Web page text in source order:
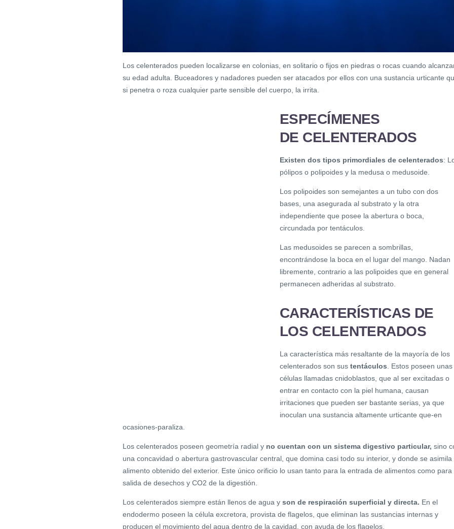
Los celenterados pueden localizarse en colonias, en solitario o fijos en piedras o rocas cuando
su edad adulta. Buceadores y nadadores pueden ser atacados por ellos con una sustancia urticante
si penetra o roza cualquier parte sensible del cuerpo, la irrita.
ESPECÍMENES
DE CELENTERADOS
Existen dos tipos primordiales de celenterados:
pólipos o polipoides y la medusa o medusoide.
Los polipoides son semejantes a un tubo con dos
bases, una asegurada al substrato y la otra
independiente que posee la abertura o boca,
circundada por tentáculos.
Las medusoides se parecen a sombrillas,
encontrándose la boca en el lugar del mango. Nadan
libremente, contrario a las polipoides que en general
permanecen adheridas al substrato.
CARACTERÍSTICAS DE
LOS CELENTERADOS
La característica más resaltante de la mayoría de los
celenterados son sus tentáculos . Estos poseen unas
células llamadas cnidoblastos, que al ser excitadas o
entrar en contacto con la piel humana, causan
irritaciones que pueden ser bastante serias, ya que
inoculan una sustancia altamente urticante que-en
ocasiones-paraliza.
Los celenterados poseen geometría radial y no cuentan con un sistema digestivo particular, sino
una concavidad o abertura gastrovascular central, que domina casi todo su interior, y donde se asimila
alimento obtenido del exterior. Este único orificio lo usan tanto para la entrada de alimentos como para
salida de desechos y CO2 de la digestión.
Los celenterados siempre están llenos de agua y son de respiración superficial y directa. En el
endodermo poseen la célula excretora, provista de flagelos, que eliminan las sustancias internas y
producen el movimiento del agua dentro de la cavidad, con ayuda de los flagelos.